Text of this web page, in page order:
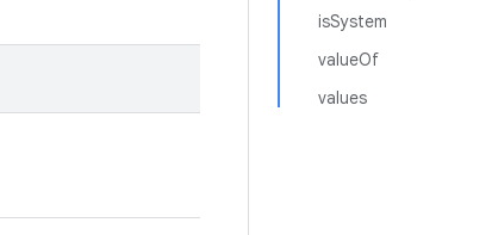
isSystem
valueOf
values